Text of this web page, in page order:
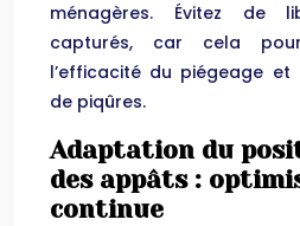
ménagères. Évitez de
capturés, car cela
l’efficacité du piégeage
de piqûres.
Adaptation du
des appâts :
continue